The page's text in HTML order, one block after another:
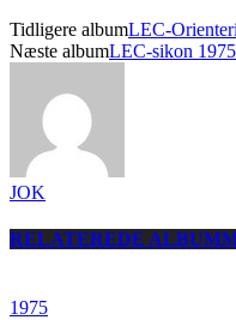
Tidligere albumLEC-
Næste albumLEC-sikon
JOK
RELATEREDE
1975